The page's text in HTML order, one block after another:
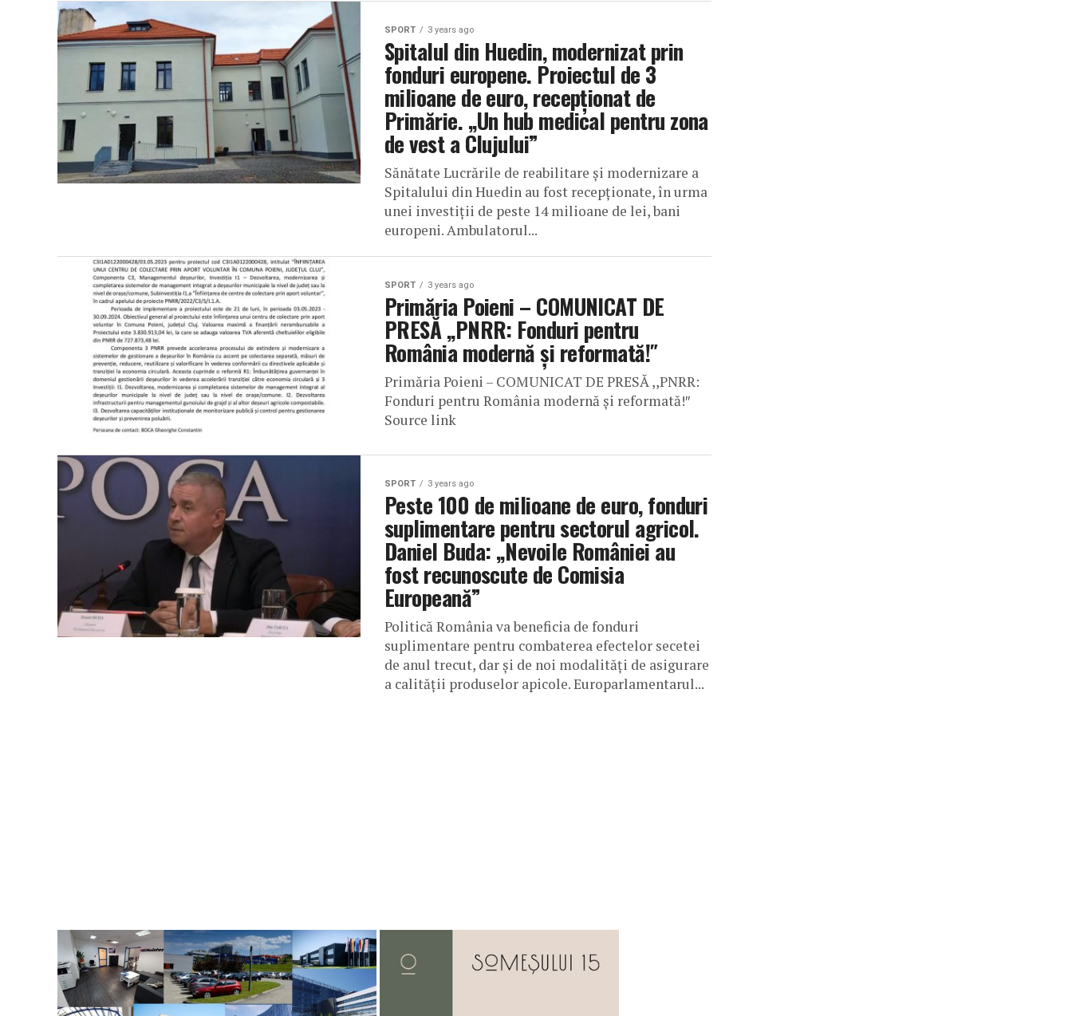
SPORT 3 years ago
Spitalul din Huedin, modernizat prin
fonduri europene. Proiectul de 3
milioane de euro, recepționat de
Primărie. „Un hub medical pentru zona
de vest a Clujului”
Sănătate Lucrările de reabilitare și modernizare a
Spitalului din Huedin au fost recepționate, în urma
unei investiții de peste 14 milioane de lei, bani
europeni. Ambulatorul...
SPORT 3 years ago
Primăria Poieni – COMUNICAT DE
PRESĂ ,,PNRR: Fonduri pentru
România modernă și reformată!″
Primăria Poieni – COMUNICAT DE PRESĂ ,,PNRR:
Fonduri pentru România modernă și reformată!″
Source link
SPORT 3 years ago
Peste 100 de milioane de euro, fonduri
suplimentare pentru sectorul agricol.
Daniel Buda: „Nevoile României au
fost recunoscute de Comisia
Europeană”
Politică România va beneficia de fonduri
suplimentare pentru combaterea efectelor secetei
de anul trecut, dar și de noi modalități de asigurare
a calității produselor apicole. Europarlamentarul...